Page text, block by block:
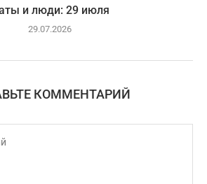
и люди: 29 июля
29.07.2026
КОММЕНТАРИЙ